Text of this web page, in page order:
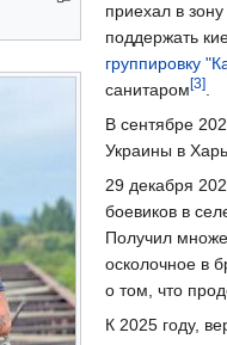
приехал в
поддержать
группировку
санитаром[3].
В сентябре
Украины в
29 декабря
боевиков в
Получил
осколочное в
о том, что
К 2025 году,